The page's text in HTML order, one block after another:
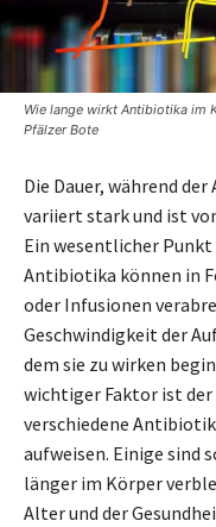
Wie lange wirkt Antibiotika im
Pfälzer Bote
Die Dauer, während
variiert stark und ist
Ein wesentlicher
Antibiotika können in
oder Infusionen
Geschwindigkeit der
dem sie zu wirken
wichtiger Faktor ist
verschiedene
aufweisen. Einige sind
länger im Körper
Alter und der